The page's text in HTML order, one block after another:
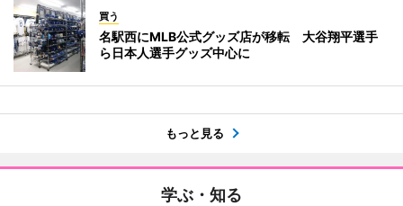
買う
名駅西にMLB公式グッズ店が移転 大谷翔平選手
ら日本人選手グッズ中心に
もっと見る
学ぶ・知る